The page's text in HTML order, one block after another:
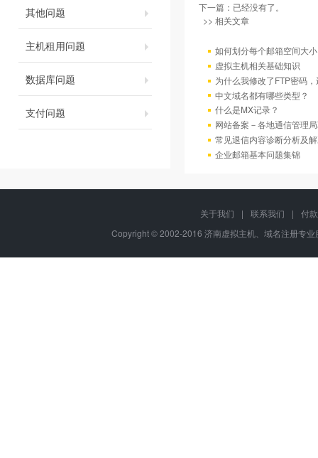
其他问题
主机租用问题
数据库问题
支付问题
下一篇：已经没有了。
>> 相关文章
如何划分每个邮箱空间大
虚拟主机相关基础知识
为什么我修改了FTP密码
中文域名都有哪些类型？
什么是MX记录？
网站备案－各地通信管理
常见退信内容诊断分析及
企业邮箱基本问题集锦
关于我们 | 联系我们 |
付
Copyright © 2002-2016 济南虚拟主机、域名注册专